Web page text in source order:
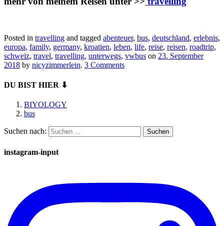
Posted in travelling and tagged abenteuer, bus, deutschland, erlebnis,
europa, family, germany, kroatien, leben, life, reise, reisen, roadtrip,
schweiz, travel, travelling, unterwegs, vwbus on 23. September
2018 by nicyzimmerlein. 3 Comments
DU BIST HIER ⬇
BIYOLOGY
bus
Suchen nach:
instagram-input